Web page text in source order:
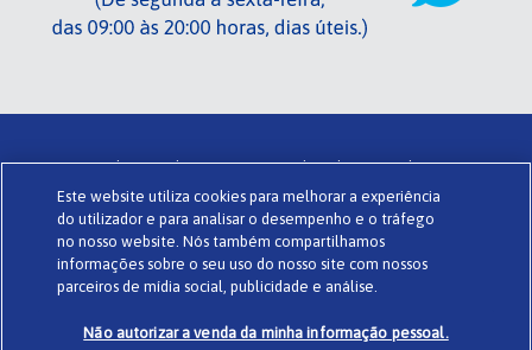
Centrada em si de TENA . Termos de utilização . Glossário .
Powered by www.codigomedia.com© Essity Portugal Lda
Sobre o Centrada em si . Política de privacidade . Cookies .
Este website utiliza cookies para melhorar a experiência
do utilizador e para analisar o desempenho e o tráfego
no nosso website. Nós também compartilhamos
informações sobre o seu uso do nosso site com nossos
parceiros de mídia social, publicidade e análise.
Não autorizar a venda da minha informação pessoal.